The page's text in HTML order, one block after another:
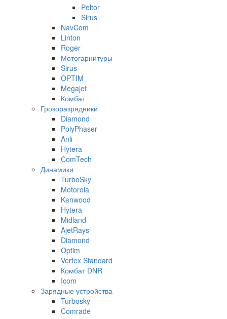
Peltor
Sirus
NavCom
Linton
Roger
Мотогарнитуры
Sirus
OPTIM
Megajet
Комбат
Грозоразрядники
Diamond
PolyPhaser
Anli
Hytera
ComTech
Динамики
TurboSky
Motorola
Kenwood
Hytera
Midland
AjetRays
Diamond
Optim
Vertex Standard
Комбат DNR
Icom
Зарядные устройства
Turbosky
Comrade